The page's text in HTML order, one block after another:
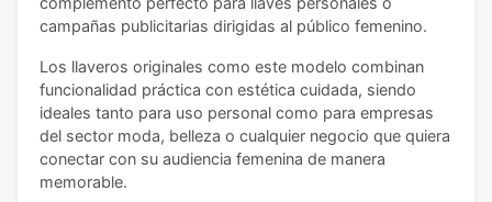
campañas publicitarias dirigidas al público femenino.
Los llaveros originales como este modelo combinan
funcionalidad práctica con estética cuidada, siendo
ideales tanto para uso personal como para empresas
del sector moda, belleza o cualquier negocio que quiera
conectar con su audiencia femenina de manera
memorable.